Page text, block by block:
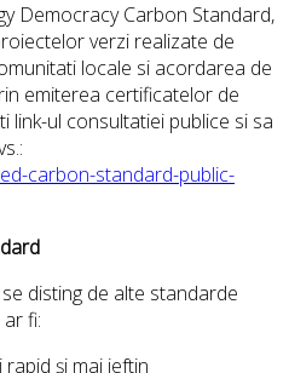
Democracy Carbon Standard,
verzi realizate de
locale si acordarea de
emiterea certificatelor de
link-ul consultatiei publice si sa
carbon-standard-public-
disting de alte standarde
fi:
și mai ieftin